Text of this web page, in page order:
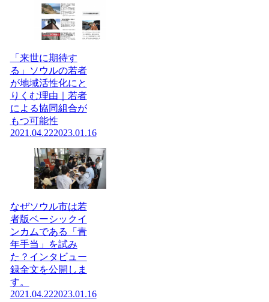
「来世に期待す
る」ソウルの若者
が地域活性化にと
りくむ理由｜若者
による協同組合が
もつ可能性
2021.04.222023.01.16
なぜソウル市は若
者版ベーシックイ
ンカムである「青
年手当」を試み
た？インタビュー
録全文を公開しま
す。
2021.04.222023.01.16